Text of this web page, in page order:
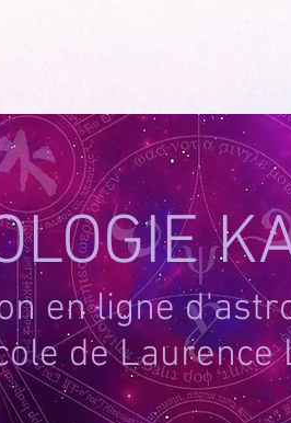
en ligne
de Laurence